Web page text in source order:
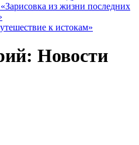
из жизни последних
к истокам»
Новости